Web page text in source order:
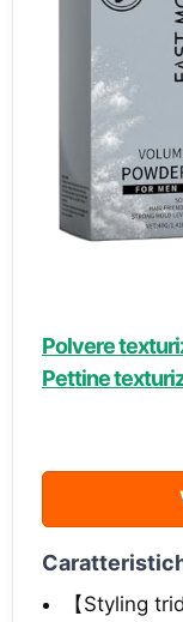
Polvere
Pettine
【Styling